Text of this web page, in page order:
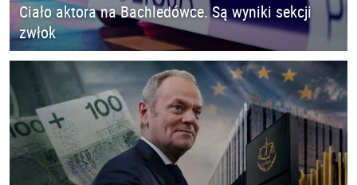
Ciało aktora na Bachledówce. Są wyniki sekcji
zwłok